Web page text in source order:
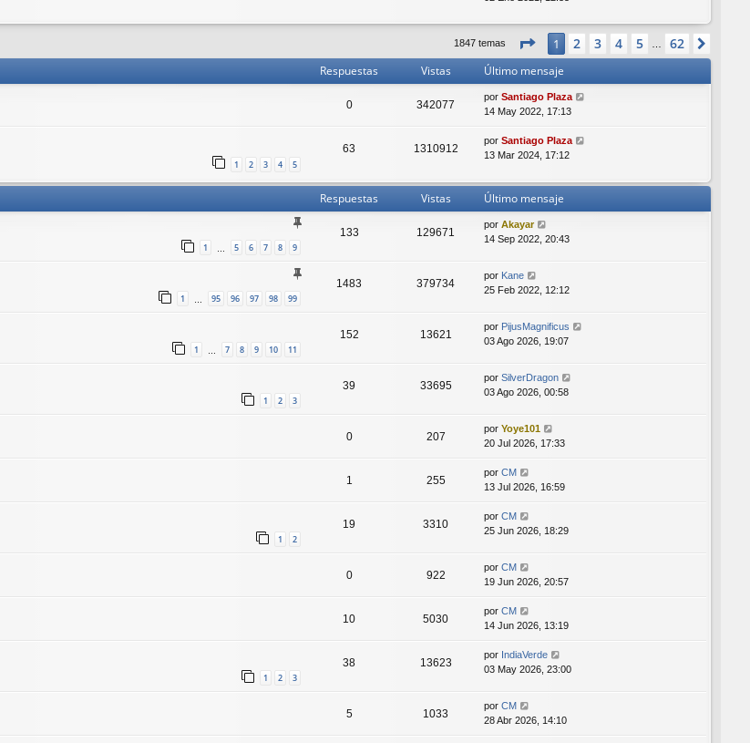
ú
m
e
j
1847 temas Página de 62
1 2 3 4 5 … 62
Respuestas Vistas Último mensaje
0 342077
por Santiago Plaza
14 May 2022, 17:13
1 2 3 4 5
63 1310912
por Santiago Plaza
13 Mar 2024, 17:12
Respuestas Vistas Último mensaje
1 5 6 7 8 9
133 129671
por Akayar
14 Sep 2022, 20:43
1 95 96 97 98 99
1483 379734
por Kane
25 Feb 2022, 12:12
1 7 8 9 10 11
152 13621
por PijusMagnificus
03 Ago 2026, 19:07
1 2 3
39 33695
por SilverDragon
03 Ago 2026, 00:58
0 207
por Yoye101
20 Jul 2026, 17:33
1 255
por CM
13 Jul 2026, 16:59
1 2
19 3310
por CM
25 Jun 2026, 18:29
0 922
por CM
19 Jun 2026, 20:57
10 5030
por CM
14 Jun 2026, 13:19
1 2 3
38 13623
por IndiaVerde
03 May 2026, 23:00
5 1033
por CM
28 Abr 2026, 14:10